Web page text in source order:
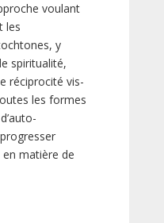
voulant
les
y
spiritualité,
réciprocité vis-
les formes
en matière de